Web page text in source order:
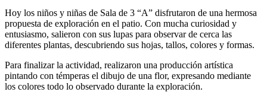
Hoy los niños y niñas de Sala de 3 “A” disfrutaron de una hermosa
propuesta de exploración en el patio. Con mucha curiosidad y
entusiasmo, salieron con sus lupas para observar de cerca las
diferentes plantas, descubriendo sus hojas, tallos, colores y formas.
Para finalizar la actividad, realizaron una producción artística
pintando con témperas el dibujo de una flor, expresando mediante
los colores todo lo observado durante la exploración.